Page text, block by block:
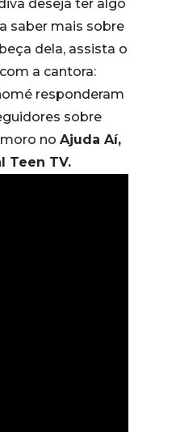
deseja ter algo
saber mais sobre
dela, assista o
a cantora:
responderam
sobre
no Ajuda Aí,
Teen TV.